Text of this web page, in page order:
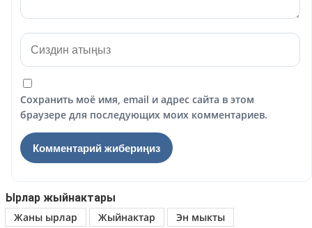
Сохранить моё имя, email и адрес сайта в этом
браузере для последующих моих комментариев.
Ырлар жыйнактары
Жаны ырлар
Жыйнактар
Эн мыкты